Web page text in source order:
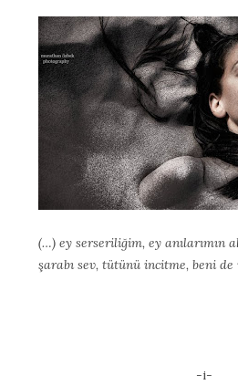
(…) ey serseriliğim, ey anılarımın
şarabı sev, tütünü incitme, beni de
-i-